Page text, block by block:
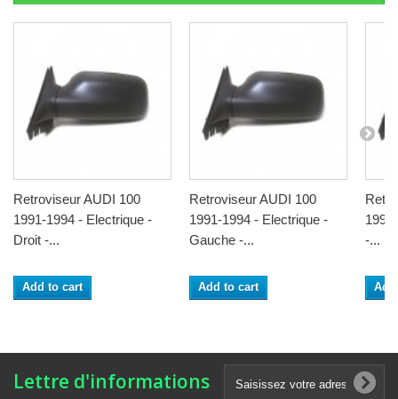
Retroviseur AUDI 100
1991-1994 - Electrique -
Droit -...
Add to cart
Retroviseur AUDI 100
1991-1994 - Electrique -
Gauche -...
Add to cart
-...
Lettre d'informations